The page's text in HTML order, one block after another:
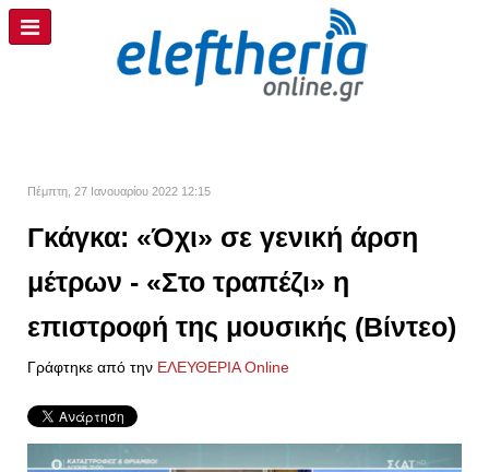
Πέμπτη, 27 Ιανουαρίου 2022 12:15
Γκάγκα: «Όχι» σε γενική άρση
μέτρων - «Στο τραπέζι» η
επιστροφή της μουσικής (Βίντεο)
Γράφτηκε από την ΕΛΕΥΘΕΡΙΑ Online